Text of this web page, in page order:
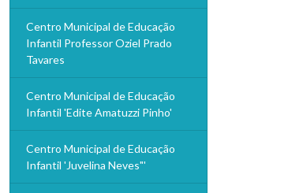
Centro Municipal de Educação
Infantil Professor Oziel Prado
Tavares
Centro Municipal de Educação
Infantil 'Edite Amatuzzi Pinho'
Centro Municipal de Educação
Infantil 'Juvelina Neves"'